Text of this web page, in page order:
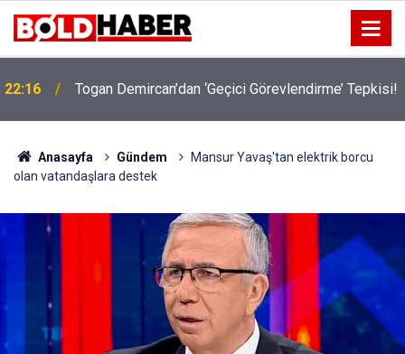
Togan Demircan’dan ‘Geçici Görevlendirme’ Tepkisi!
19:32 Sıcak Havalarda Ödem Şikayetini Hafife Almayın!
Anasayfa Gündem
Mansur Yavaş'tan elektrik borcu
olan vatandaşlara destek